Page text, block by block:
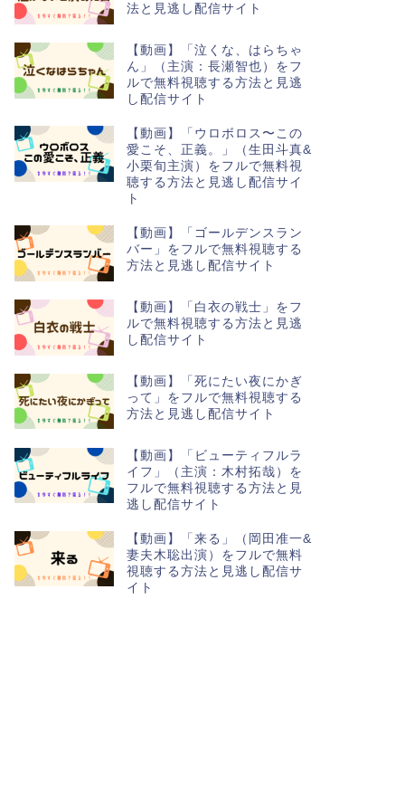
法と見逃し配信サイト
【動画】「泣くな、はらちゃ
ん」（主演：長瀬智也）をフ
ルで無料視聴する方法と見逃
し配信サイト
【動画】「ウロボロス〜この
愛こそ、正義。」（生田斗真&
小栗旬主演）をフルで無料視
聴する方法と見逃し配信サイ
ト
【動画】「ゴールデンスラン
バー」をフルで無料視聴する
方法と見逃し配信サイト
【動画】「白衣の戦士」をフ
ルで無料視聴する方法と見逃
し配信サイト
【動画】「死にたい夜にかぎ
って」をフルで無料視聴する
方法と見逃し配信サイト
【動画】「ビューティフルラ
イフ」（主演：木村拓哉）を
フルで無料視聴する方法と見
逃し配信サイト
【動画】「来る」（岡田准一&
妻夫木聡出演）をフルで無料
視聴する方法と見逃し配信サ
イト